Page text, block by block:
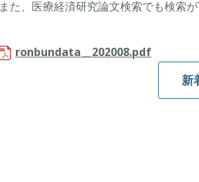
また、医療経済研究論文検索でも検索
ronbundata＿202008.pdf
新